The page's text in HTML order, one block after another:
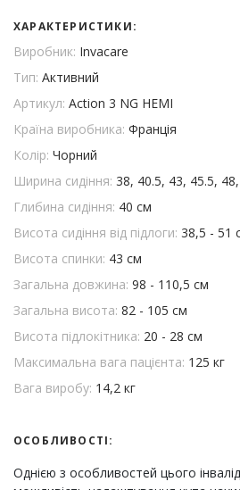
ХАРАКТЕРИСТИКИ:
Виробник: Invacare
Тип: Активний
Артикул: Action 3 NG HEMI
Країна виробника: Франція
Колір: Чорний
Ширина сидіння: 38, 40.5, 43, 45.5,
Глибина сидіння: 40 см
Висота сидіння від підлоги: 38,5 - 51
Висота спинки: 43 см
Загальна довжина: 98 - 110,5 см
Загальна висота: 82 - 105 см
Висота підлокітника: 20 - 28 см
Максимальна вага пацієнта: 125 кг
Вага виробу: 14,2 кг
ОСОБЛИВОСТІ:
Однією з особливостей цього